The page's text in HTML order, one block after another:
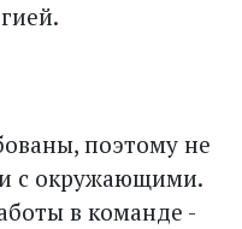
поэтому не
с окружающими.
в команде -